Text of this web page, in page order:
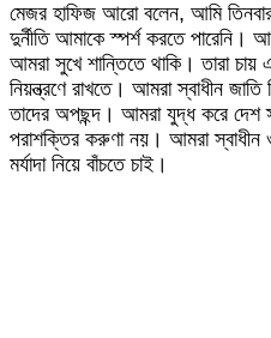
মেজর হাফিজ আরো বলেন, আমি
দুর্নীতি আমাকে স্পর্শ করতে পারেনি।
আমরা সুখে শান্তিতে থাকি। তারা
নিয়ন্ত্রণে রাখতে। আমরা স্বাধীন
তাদের অপছন্দ। আমরা যুদ্ধ করে দেশ
পরাশক্তির করুণা নয়। আমরা স্বাধীন ও
মর্যাদা নিয়ে বাঁচতে চাই।